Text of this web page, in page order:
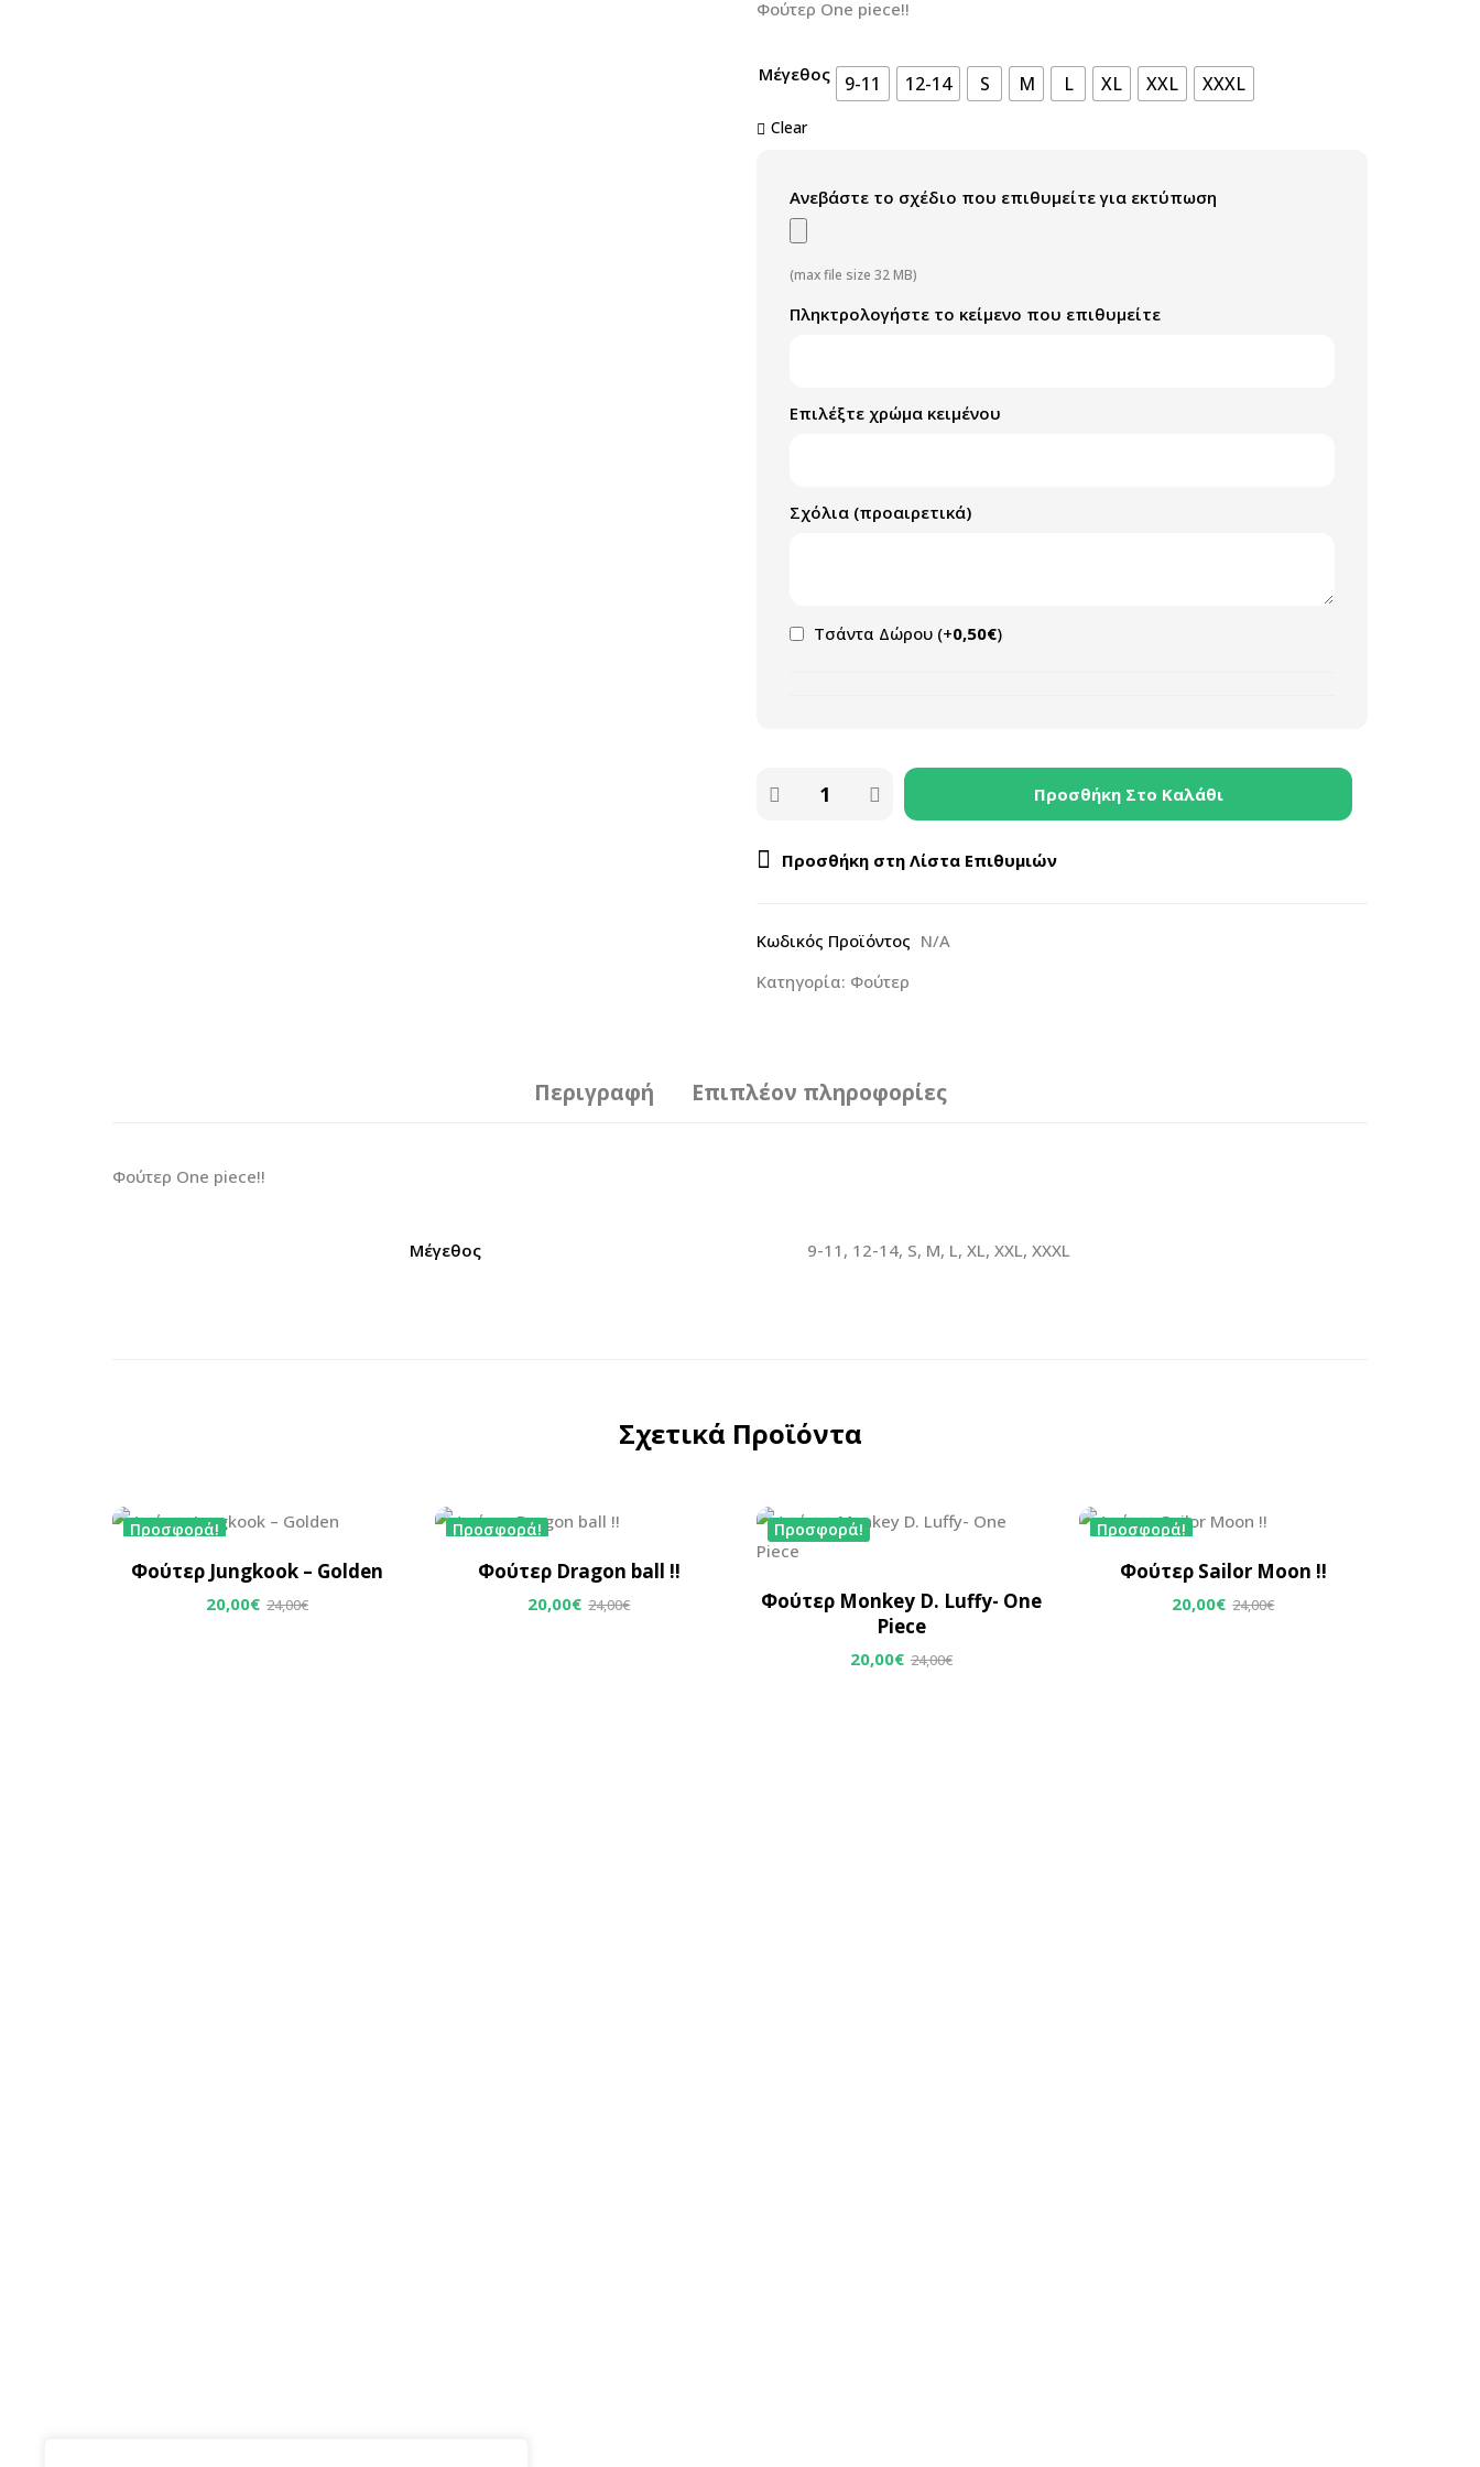
Φούτερ One piece!!
Μέγεθος 9-11 12-14 S M L XL XXL XXXL
Clear
Ανεβάστε το σχέδιο που επιθυμείτε για εκτύπωση
(max file size 32 MB)
Πληκτρολογήστε το κείμενο που επιθυμείτε
Επιλέξτε χρώμα κειμένου
Σχόλια (προαιρετικά)
Τσάντα Δώρου (+0,50€)
Προσθήκη Στο Καλάθι
Προσθήκη στη Λίστα Επιθυμιών
Κωδικός Προϊόντος N/A
Κατηγορία: Φούτερ
Περιγραφή Επιπλέον πληροφορίες
Φούτερ One piece!!
Μέγεθος 9-11, 12-14, S, M, L, XL, XXL, XXXL
Σχετικά Προϊόντα
Προσφορά!
Φούτερ Jungkook – Golden
20,00€ 24,00€
Προσφορά!
Φούτερ Dragon ball !!
20,00€ 24,00€
Προσφορά!
Φούτερ Monkey D. Luffy- One
Piece
20,00€ 24,00€
Προσφορά!
Φούτερ Sailor Moon !!
20,00€ 24,00€